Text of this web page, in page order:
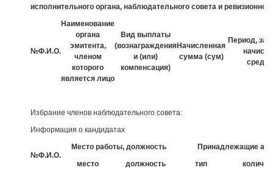
исполнительного органа, наблюдательного совета и
№Ф.И.О.
Наименование
органа
эмитента,
членом
которого
является лицо
Вид выплаты
(вознаграждения
и (или)
компенсация)
Начисленная
сумма (сум)
Период, за
Избрание членов наблюдательного совета:
Информация о кандидатах
№Ф.И.О.
Место работы, должность
Принадлежащие
место
должность тип